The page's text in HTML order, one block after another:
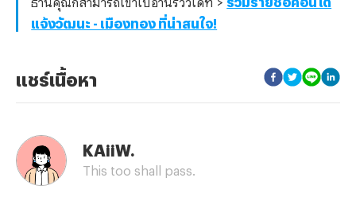
แจ้งวัฒนะ - เมืองทอง ที่น่าสนใจ!
แชร์เนื้อหา
KAiiW.
This too shall pass.